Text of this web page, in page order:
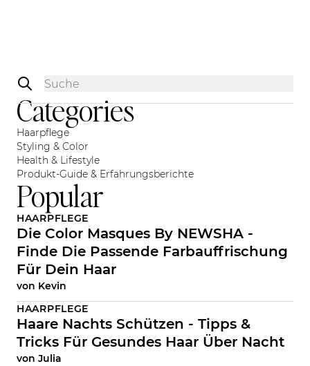
Sidebar
Categories
Haarpflege
Styling & Color
Health & Lifestyle
Produkt-Guide & Erfahrungsberichte
Popular
HAARPFLEGE
Die Color Masques By NEWSHA -
Finde Die Passende Farbauffrischung
Für Dein Haar
von Kevin
HAARPFLEGE
Haare Nachts Schützen - Tipps &
Tricks Für Gesundes Haar Über Nacht
von Julia